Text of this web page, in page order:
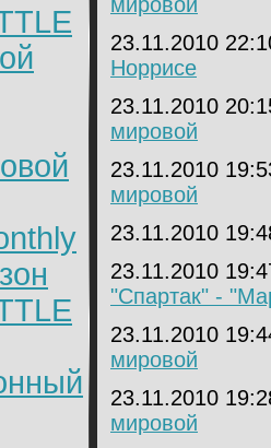
23.11.2010
Норрисе
23.11.2010
мировой
23.11.2010
мировой
23.11.2010
23.11.2010
"Спартак" -
23.11.2010
мировой
23.11.2010
мировой